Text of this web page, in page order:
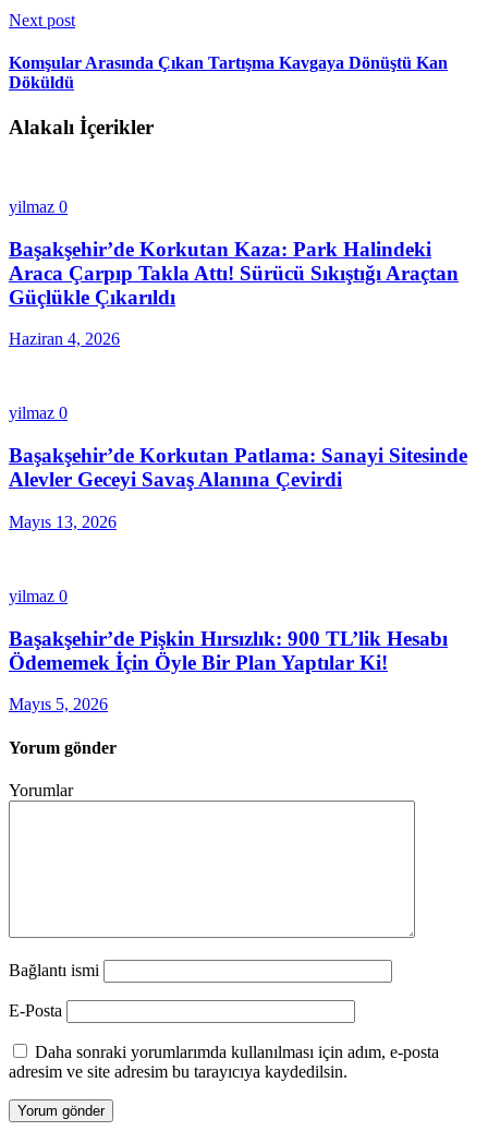
Next post
Komşular Arasında Çıkan Tartışma Kavgaya Dönüştü Kan
Döküldü
Alakalı İçerikler
yilmaz 0
Başakşehir’de Korkutan Kaza: Park Halindeki
Araca Çarpıp Takla Attı! Sürücü Sıkıştığı Araçtan
Güçlükle Çıkarıldı
Haziran 4, 2026
yilmaz 0
Başakşehir’de Korkutan Patlama: Sanayi Sitesinde
Alevler Geceyi Savaş Alanına Çevirdi
Mayıs 13, 2026
yilmaz 0
Başakşehir’de Pişkin Hırsızlık: 900 TL’lik Hesabı
Ödememek İçin Öyle Bir Plan Yaptılar Ki!
Mayıs 5, 2026
Yorum gönder
Yorumlar
Bağlantı ismi
E-Posta
Daha sonraki yorumlarımda kullanılması için adım, e-posta
adresim ve site adresim bu tarayıcıya kaydedilsin.